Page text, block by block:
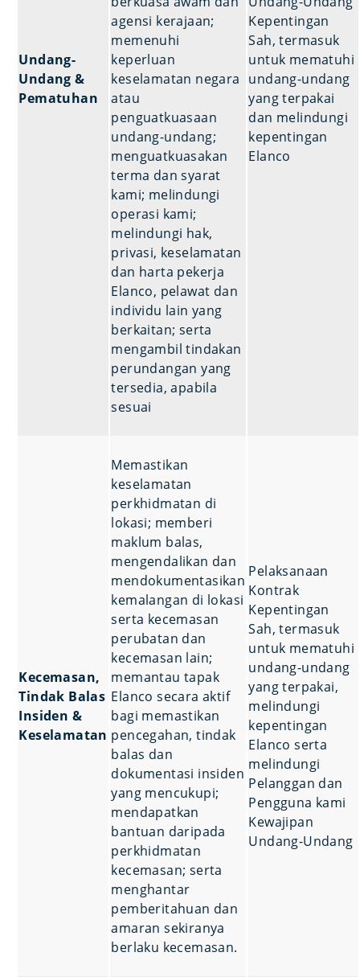
Undang-
Undang &
Pematuhan
agensi kerajaan;
memenuhi
keperluan
keselamatan negara
atau
penguatkuasaan
undang-undang;
menguatkuasakan
terma dan syarat
kami; melindungi
operasi kami;
melindungi hak,
privasi, keselamatan
dan harta pekerja
Elanco, pelawat dan
individu lain yang
berkaitan; serta
mengambil tindakan
perundangan yang
tersedia, apabila
sesuai
Kepentingan
Sah, termasuk
untuk mematuhi
undang-undang
yang terpakai
dan melindungi
kepentingan
Elanco
Kecemasan,
Tindak Balas
Insiden &
Keselamatan
Memastikan
keselamatan
perkhidmatan di
lokasi; memberi
maklum balas,
mengendalikan dan
mendokumentasikan
kemalangan di lokasi
serta kecemasan
perubatan dan
kecemasan lain;
memantau tapak
Elanco secara aktif
bagi memastikan
pencegahan, tindak
balas dan
dokumentasi insiden
yang mencukupi;
mendapatkan
bantuan daripada
perkhidmatan
kecemasan; serta
menghantar
pemberitahuan dan
amaran sekiranya
berlaku kecemasan.
Pelaksanaan
Kontrak
Kepentingan
Sah, termasuk
untuk mematuhi
undang-undang
yang terpakai,
melindungi
kepentingan
Elanco serta
melindungi
Pelanggan dan
Pengguna kami
Kewajipan
Undang-Undang